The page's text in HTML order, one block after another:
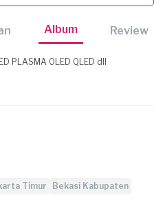
Album Review
PLASMA OLED QLED dll
Timur Bekasi Kabupaten